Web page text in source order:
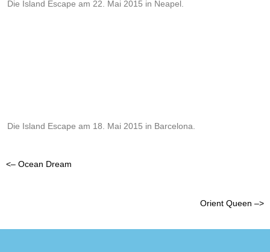
Die Island Escape am 22. Mai 2015 in Neapel.
Die Island Escape am 18. Mai 2015 in Barcelona.
<– Ocean Dream
Orient Queen –>